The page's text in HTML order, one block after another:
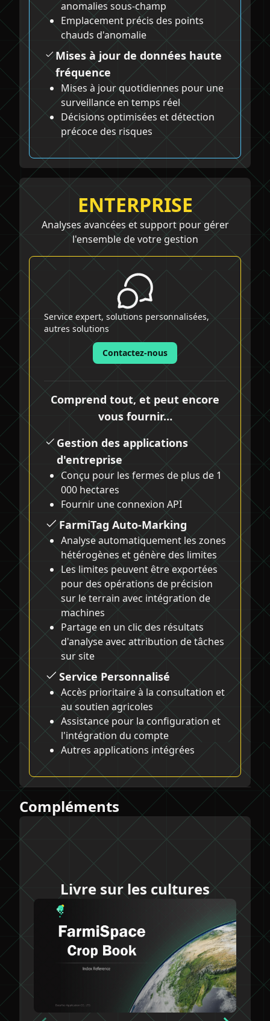
anomalies sous-champ
Emplacement précis des points
chauds d'anomalie
Mises à jour de données haute
fréquence
Mises à jour quotidiennes pour une
surveillance en temps réel
Décisions optimisées et détection
précoce des risques
ENTERPRISE
Analyses avancées et support pour gérer
l'ensemble de votre gestion
Service expert, solutions personnalisées,
autres solutions
Contactez-nous
Comprend tout, et peut encore
vous fournir…
Gestion des applications
d'entreprise
Conçu pour les fermes de plus de 1
000 hectares
Fournir une connexion API
FarmiTag Auto-Marking
Analyse automatiquement les zones
hétérogènes et génère des limites
Les limites peuvent être exportées
pour des opérations de précision
sur le terrain avec intégration de
machines
Partage en un clic des résultats
d'analyse avec attribution de tâches
sur site
Service Personnalisé
Accès prioritaire à la consultation et
au soutien agricoles
Assistance pour la configuration et
l'intégration du compte
Autres applications intégrées
Compléments
Livre sur les cultures